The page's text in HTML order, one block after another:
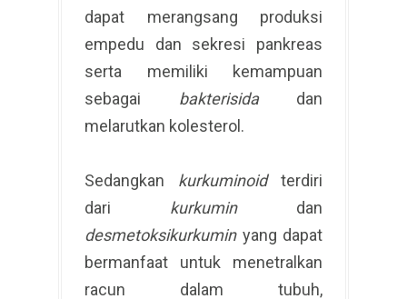
dapat merangsang produksi
empedu dan sekresi pankreas
serta memiliki kemampuan
sebagai bakterisidadan
melarutkan kolesterol.
Sedangkan kurkuminoidterdiri
dari kurkumindan
desmetoksikurkuminyang dapat
bermanfaat untuk menetralkan
racun dalam tubuh,